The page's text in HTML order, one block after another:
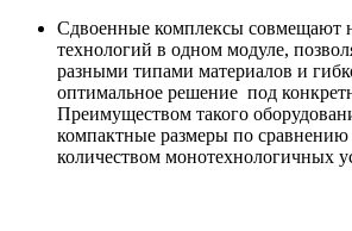
Сдвоенные комплексы совмещают
технологий в одном модуле,
разными типами материалов и
оптимальное решение под
Преимуществом такого
компактные размеры по
количеством монотехнологичных